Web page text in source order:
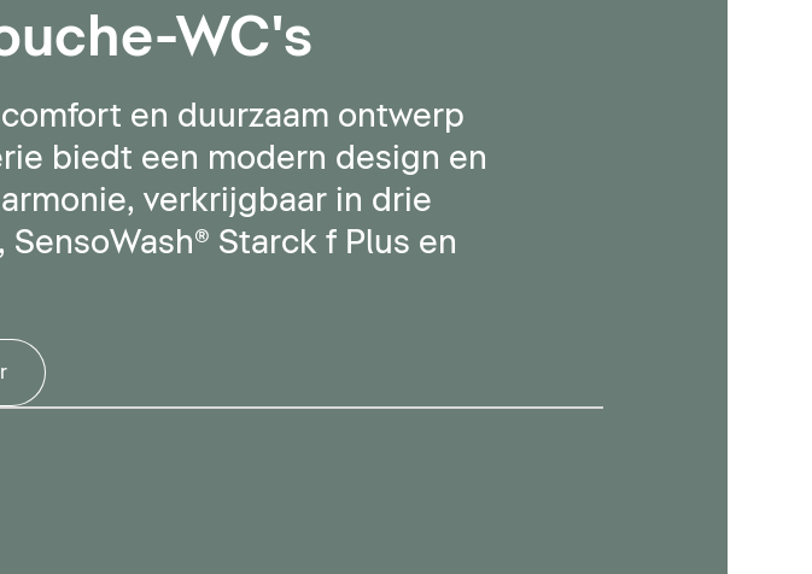
WC's
en duurzaam ontwerp
biedt een modern design en
verkrijgbaar in drie
Starck f Plus en